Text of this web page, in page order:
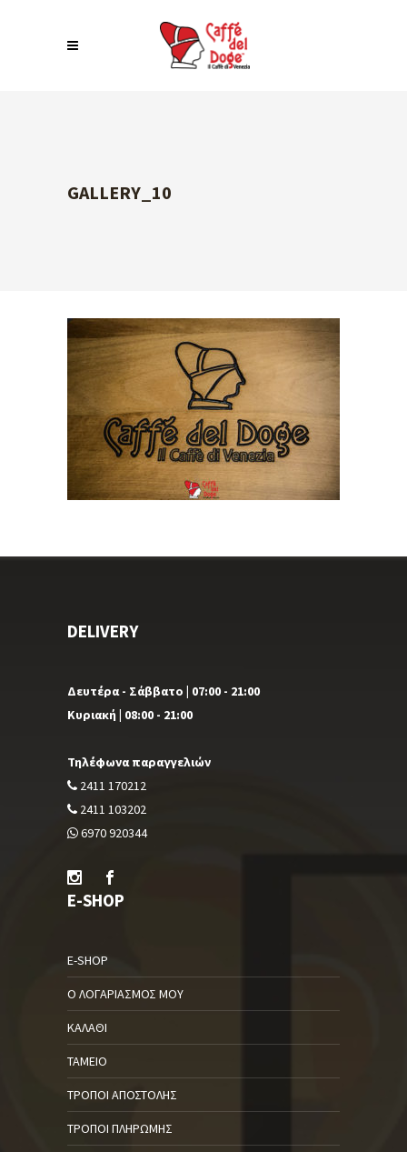
GALLERY_10
DELIVERY
Δευτέρα - Σάββατο | 07:00 - 21:00
Κυριακή | 08:00 - 21:00
Τηλέφωνα παραγγελιών
2411 170212
2411 103202
6970 920344
E-SHOP
E-SHOP
Ο ΛΟΓΑΡΙΑΣΜΌΣ ΜΟΥ
ΚΑΛΆΘΙ
ΤΑΜΕΊΟ
ΤΡΌΠΟΙ ΑΠΟΣΤΟΛΉΣ
ΤΡΌΠΟΙ ΠΛΗΡΩΜΉΣ